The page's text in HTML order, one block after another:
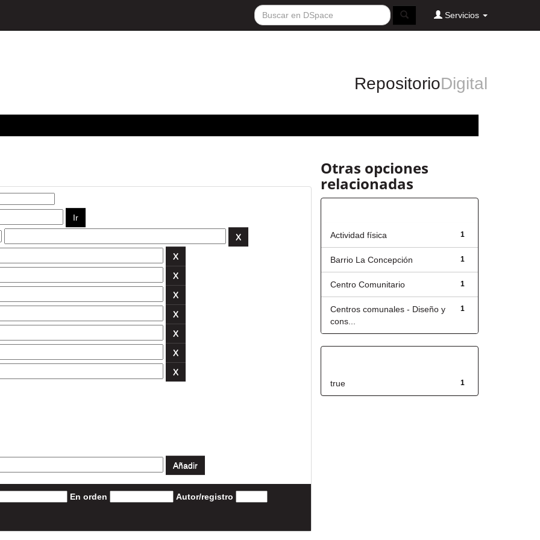
Servicios
RepositorioDigital
En orden Autor/registro
Otras opciones
relacionadas
1
Actividad física
1
Barrio La Concepción
1
Centro Comunitario
1
Centros comunales - Diseño y
cons...
1
true